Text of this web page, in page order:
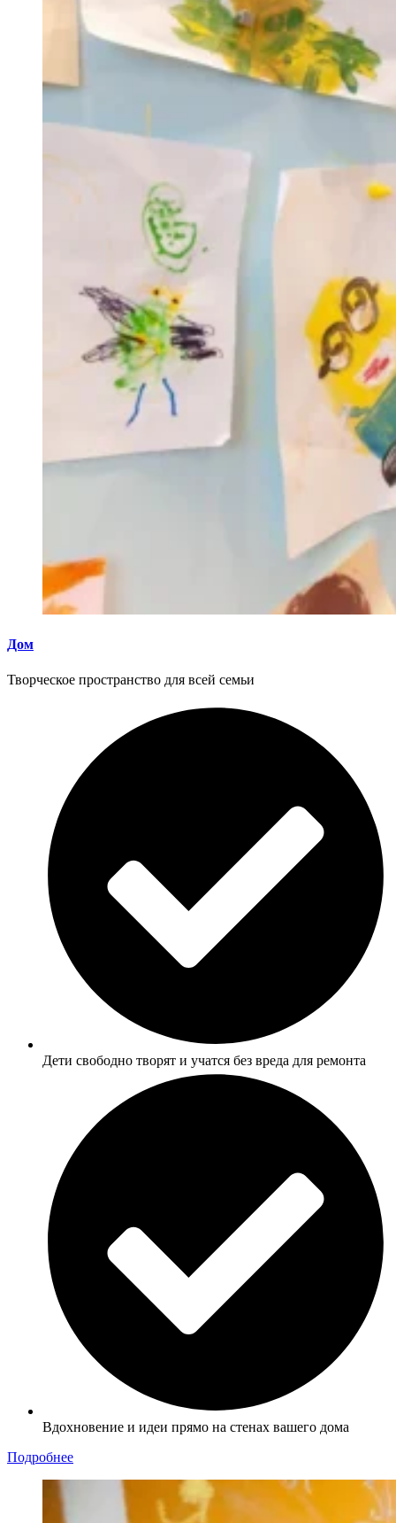
Дом
Творческое пространство для всей семьи
Дети свободно творят и учатся без вреда для ремонта
Вдохновение и идеи прямо на стенах вашего дома
Подробнее